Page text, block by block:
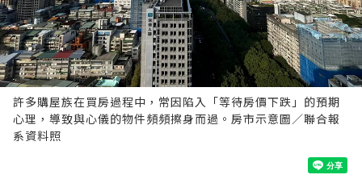
許多購屋族在買房過程中，常因陷入「等待房價下跌」的預期
心理，導致與心儀的物件頻頻擦身而過。房市示意圖／聯合報
系資料照